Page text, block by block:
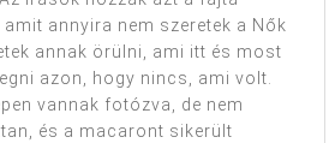
annyira nem szeretek a Nők
annak örülni, ami itt és most
azon, hogy nincs, ami volt.
vannak fotózva, de nem
és a macaront sikerült